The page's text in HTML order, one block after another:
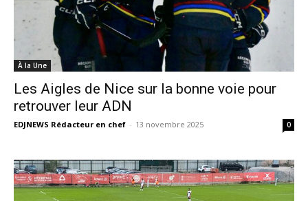
À la Une
Les Aigles de Nice sur la bonne voie pour
retrouver leur ADN
EDJNEWS Rédacteur en chef - 13 novembre 2025 0